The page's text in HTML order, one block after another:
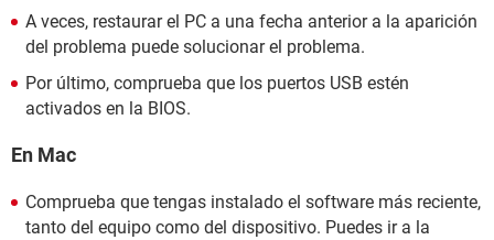
A veces, restaurar el PC a una fecha anterior a la aparición
del problema puede solucionar el problema.
Por último, comprueba que los puertos USB estén
activados en la BIOS.
En Mac
Comprueba que tengas instalado el software más reciente,
tanto del equipo como del dispositivo. Puedes ir a la